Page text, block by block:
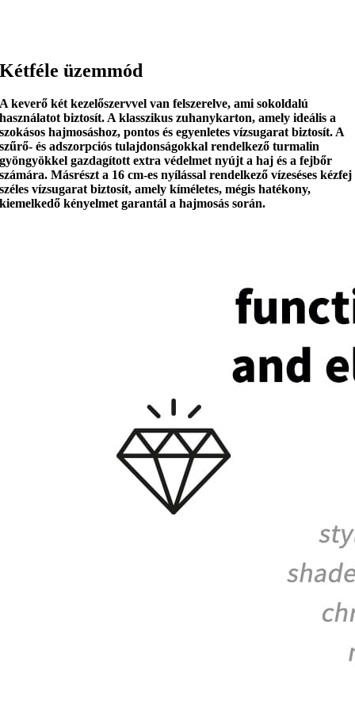
Kétféle üzemmód
A keverőkét kezelőszervvel van felszerelve, ami sokoldalú
használatot biztosít. A klasszikus zuhanykarton, amely ideális a
szokásos hajmosáshoz,pontos és egyenletes vízsugarat biztosít. A
szűrő- és adszorpciós tulajdonságokkal rendelkezőturmalin
gyöngyökkel gazdagítottextra védelmet nyújt a haj és a fejbőr
számára. Másrészt a 16 cm-es nyílással rendelkező vízeséses kézfej
széles vízsugaratbiztosít, amely kíméletes, mégis hatékony,
kiemelkedő kényelmetgarantál a hajmosás során.